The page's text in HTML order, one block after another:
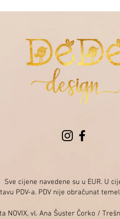
Sve cijene navedene su u EUR. U
PDV-a. PDV nije obračunat
NOVIX, vl. Ana Šuster Čorko /